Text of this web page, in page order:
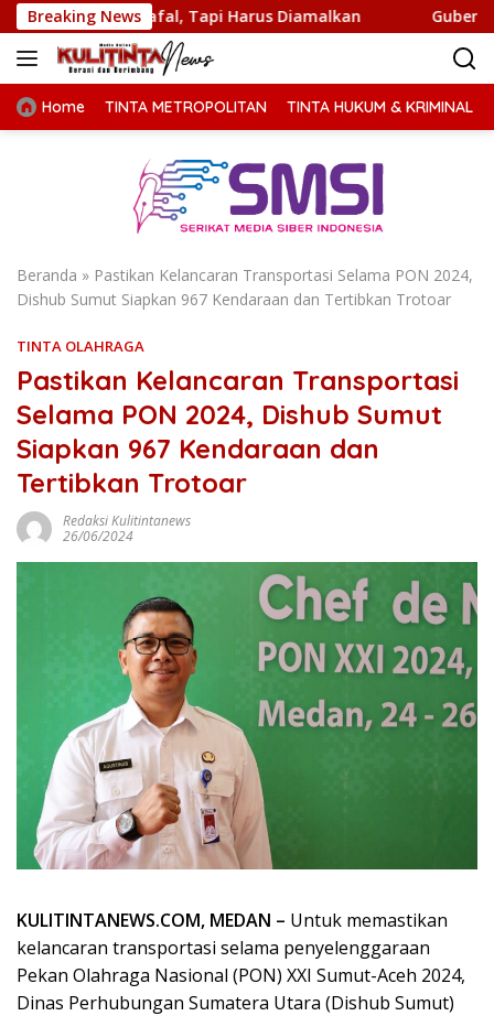
Langsung
ke
konten
Breaking News
Tapi Harus Diamalkan Gubernur Bobby
Home TINTA METROPOLITAN TINTA HUKUM & KRIMINAL
Beranda » Pastikan Kelancaran Transportasi Selama PON 2024,
Dishub Sumut Siapkan 967 Kendaraan dan Tertibkan Trotoar
TINTA OLAHRAGA
Pastikan Kelancaran Transportasi
Selama PON 2024, Dishub Sumut
Siapkan 967 Kendaraan dan
Tertibkan Trotoar
Redaksi Kulitintanews
26/06/2024
KULITINTANEWS.COM, MEDAN – Untuk memastikan
kelancaran transportasi selama penyelenggaraan
Pekan Olahraga Nasional (PON) XXI Sumut-Aceh 2024,
Dinas Perhubungan Sumatera Utara (Dishub Sumut)